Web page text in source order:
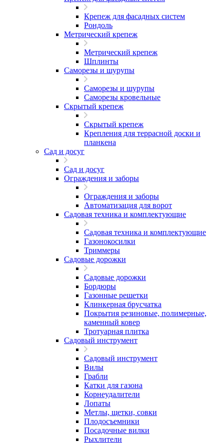
Крепеж для фасадных систем
Рондоль
Метрический крепеж
Метрический крепеж
Шплинты
Саморезы и шурупы
Саморезы и шурупы
Саморезы кровельные
Скрытый крепеж
Скрытый крепеж
Крепления для террасной доски и
планкена
Сад и досуг
Сад и досуг
Ограждения и заборы
Ограждения и заборы
Автоматизация для ворот
Садовая техника и комплектующие
Садовая техника и комплектующие
Газонокосилки
Триммеры
Садовые дорожки
Садовые дорожки
Бордюры
Газонные решетки
Клинкерная брусчатка
Покрытия резиновые, полимерные,
каменный ковер
Тротуарная плитка
Садовый инструмент
Садовый инструмент
Вилы
Грабли
Катки для газона
Корнеудалители
Лопаты
Метлы, щетки, совки
Плодосъемники
Посадочные вилки
Рыхлители